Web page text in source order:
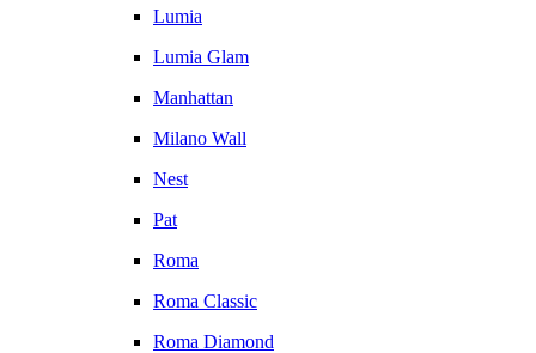
Lumia
Lumia Glam
Manhattan
Milano Wall
Nest
Pat
Roma
Roma Classic
Roma Diamond